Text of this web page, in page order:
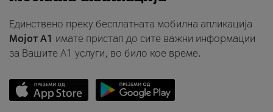
Единствено преку бесплатната мобилна апликација
Мојот A1 имате пристап до сите важни информации
за Вашите A1 услуги, во било кое време.